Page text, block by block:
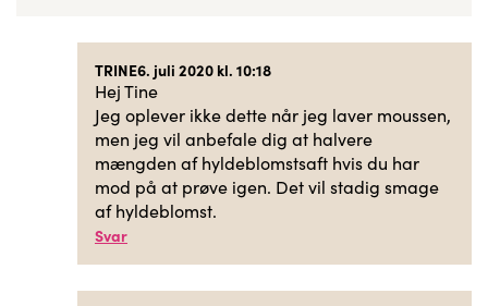
TRINE6. juli 2020 kl. 10:18
Hej Tine
Jeg oplever ikke dette når jeg laver moussen,
men jeg vil anbefale dig at halvere
mængden af hyldeblomstsaft hvis du har
mod på at prøve igen. Det vil stadig smage
af hyldeblomst.
Svar